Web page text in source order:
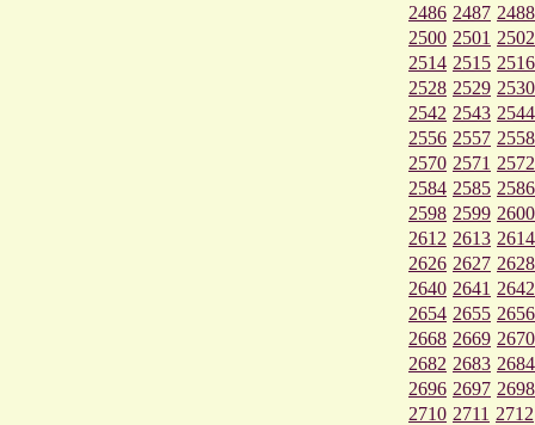
2486 2487 2488
2500 2501 2502
2514 2515 2516
2528 2529 2530
2542 2543 2544
2556 2557 2558
2570 2571 2572
2584 2585 2586
2598 2599 2600
2612 2613 2614
2626 2627 2628
2640 2641 2642
2654 2655 2656
2668 2669 2670
2682 2683 2684
2696 2697 2698
2710 2711 2712